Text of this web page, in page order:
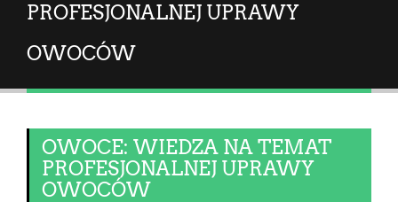
PROFESJONALNEJ UPRAWY
OWOCÓW
OWOCE: WIEDZA NA TEMAT
PROFESJONALNEJ UPRAWY
OWOCÓW